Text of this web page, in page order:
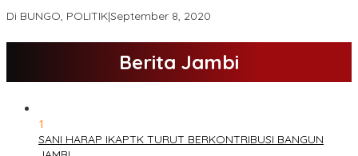
Di BUNGO, POLITIK|September 8, 2020
Berita Jambi
1
SANI HARAP IKAPTK TURUT BERKONTRIBUSI BANGUN